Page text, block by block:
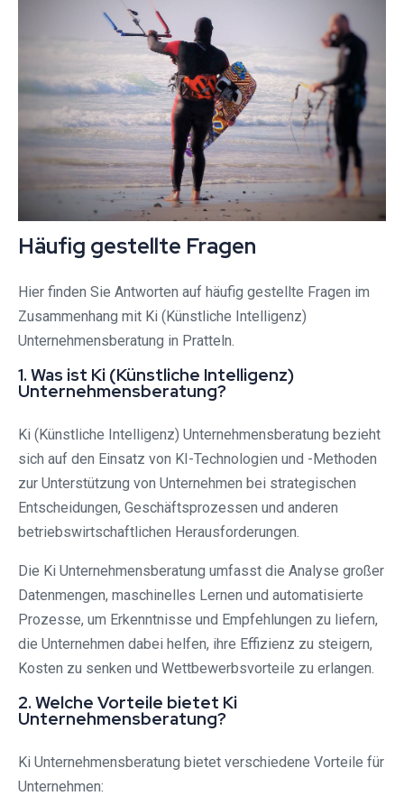
Häufig gestellte Fragen
Hier finden Sie Antworten auf häufig gestellte Fragen im
Zusammenhang mit Ki (Künstliche Intelligenz)
Unternehmensberatung in Pratteln.
1. Was ist Ki (Künstliche Intelligenz)
Unternehmensberatung?
Ki (Künstliche Intelligenz) Unternehmensberatung bezieht
sich auf den Einsatz von KI-Technologien und -Methoden
zur Unterstützung von Unternehmen bei strategischen
Entscheidungen, Geschäftsprozessen und anderen
betriebswirtschaftlichen Herausforderungen.
Die Ki Unternehmensberatung umfasst die Analyse großer
Datenmengen, maschinelles Lernen und automatisierte
Prozesse, um Erkenntnisse und Empfehlungen zu liefern,
die Unternehmen dabei helfen, ihre Effizienz zu steigern,
Kosten zu senken und Wettbewerbsvorteile zu erlangen.
2. Welche Vorteile bietet Ki
Unternehmensberatung?
Ki Unternehmensberatung bietet verschiedene Vorteile für
Unternehmen: